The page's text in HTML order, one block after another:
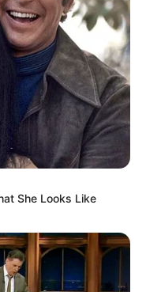
She Looks Like